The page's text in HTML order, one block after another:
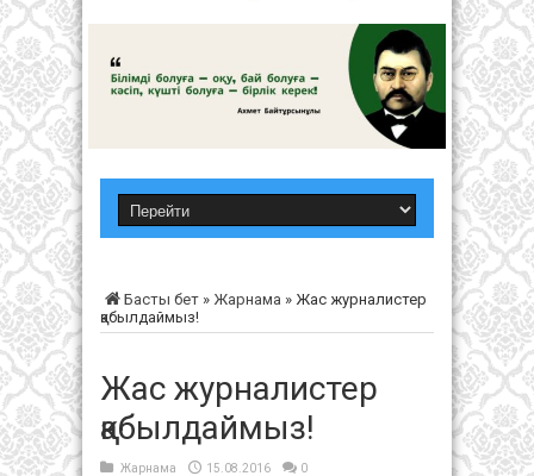
Басты бет » Жарнама » Жас журналистер
қабылдаймыз!
Жас журналистер
қабылдаймыз!
Жарнама 15.08.2016
0